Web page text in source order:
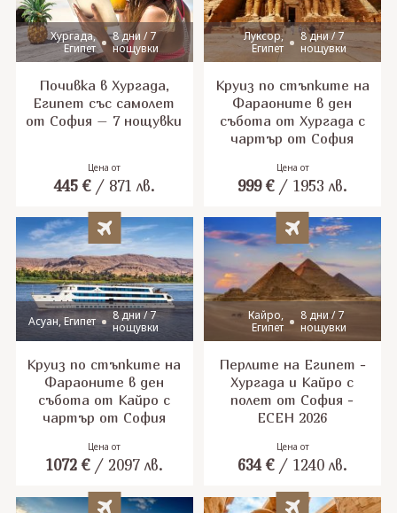
Хургада,
Египет
8 дни / 7
нощувки
Почивка в Хургада,
Египет със самолет
от София – 7 нощувки
Цена от
445 €/ 871 лв.
Луксор,
Египет
8 дни / 7
нощувки
Круиз по стъпките на
Фараоните в ден
събота от Хургада с
чартър от София
Цена от
999 €/ 1953 лв.
Асуан, Египет
8 дни / 7
нощувки
Круиз по стъпките на
Фараоните в ден
събота от Кайро с
чартър от София
Цена от
1072 €/ 2097 лв.
Кайро,
Египет
8 дни / 7
нощувки
Перлите на Египет -
Хургада и Кайро с
полет от София -
ЕСЕН 2026
Цена от
634 €/ 1240 лв.